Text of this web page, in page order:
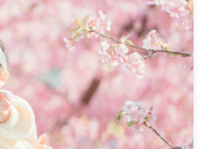
さや色合いを丁寧に調
れで洗練された仕上がり
った！」と思える一枚に
事例 をご覧ください。